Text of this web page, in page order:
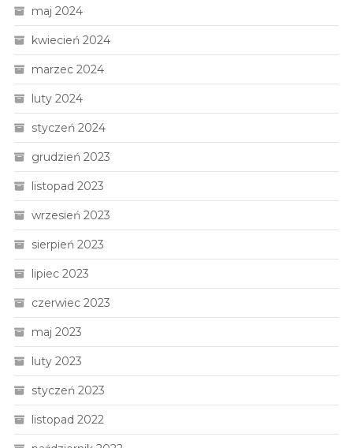
maj 2024
kwiecień 2024
marzec 2024
luty 2024
styczeń 2024
grudzień 2023
listopad 2023
wrzesień 2023
sierpień 2023
lipiec 2023
czerwiec 2023
maj 2023
luty 2023
styczeń 2023
listopad 2022